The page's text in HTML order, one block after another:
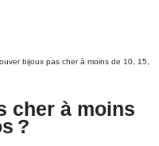
bijoux pas cher à moins de 10, 15,
cher à moins
?